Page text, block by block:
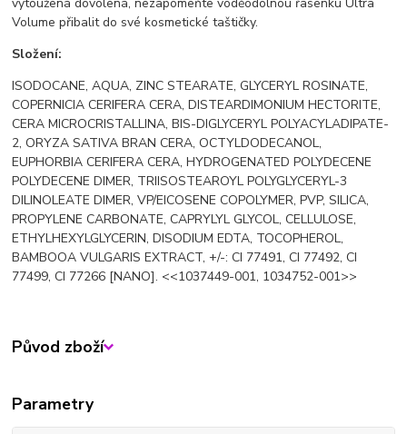
Volume přibalit do své kosmetické taštičky.
Složení:
ISODOCANE, AQUA, ZINC STEARATE, GLYCERYL ROSINATE,
COPERNICIA CERIFERA CERA, DISTEARDIMONIUM HECTORITE,
CERA MICROCRISTALLINA, BIS-DIGLYCERYL POLYACYLADIPATE-
2, ORYZA SATIVA BRAN CERA, OCTYLDODECANOL,
EUPHORBIA CERIFERA CERA, HYDROGENATED POLYDECENE
POLYDECENE DIMER, TRIISOSTEAROYL POLYGLYCERYL-3
DILINOLEATE DIMER, VP/EICOSENE COPOLYMER, PVP, SILICA,
PROPYLENE CARBONATE, CAPRYLYL GLYCOL, CELLULOSE,
ETHYLHEXYLGLYCERIN, DISODIUM EDTA, TOCOPHEROL,
BAMBOOA VULGARIS EXTRACT, +/-: CI 77491, CI 77492, CI
77499, CI 77266 [NANO]. <<1037449-001, 1034752-001>>
Původ zboží
Parametry